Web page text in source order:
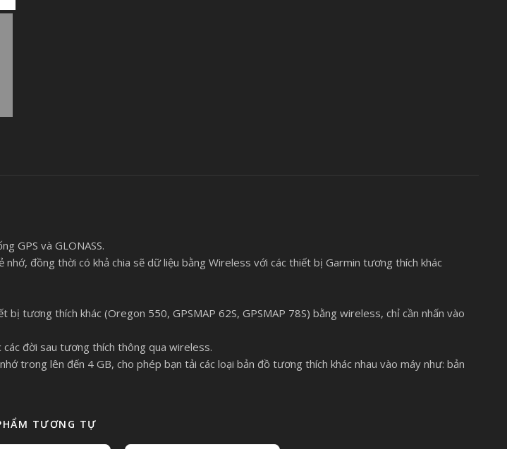
GPS và GLONASS.
đồng thời có khả chia sẽ dữ liệu bằng Wireless với các thiết bị Garmin tương thích khác
tương thích khác (Oregon 550, GPSMAP 62S, GPSMAP 78S) bằng wireless, chỉ cần nhấn vào
đời sau tương thích thông qua wireless.
trong lên đến 4 GB, cho phép bạn tải các loại bản đồ tương thích khác nhau vào máy như: bản
TƯƠNG TỰ